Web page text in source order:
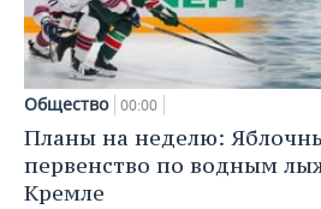
Общество 00:00
Планы на неделю:
первенство по водным
Кремле